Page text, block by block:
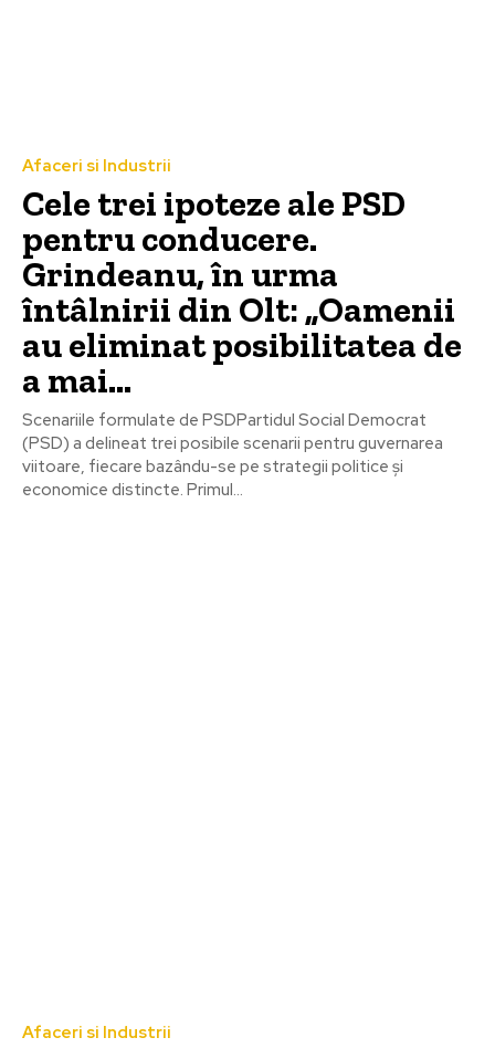
Afaceri si Industrii
Cele trei ipoteze ale PSD
pentru conducere.
Grindeanu, în urma
întâlnirii din Olt: „Oamenii
au eliminat posibilitatea de
a mai…
Scenariile formulate de PSDPartidul Social Democrat
(PSD) a delineat trei posibile scenarii pentru guvernarea
viitoare, fiecare bazându-se pe strategii politice și
economice distincte. Primul...
Afaceri si Industrii